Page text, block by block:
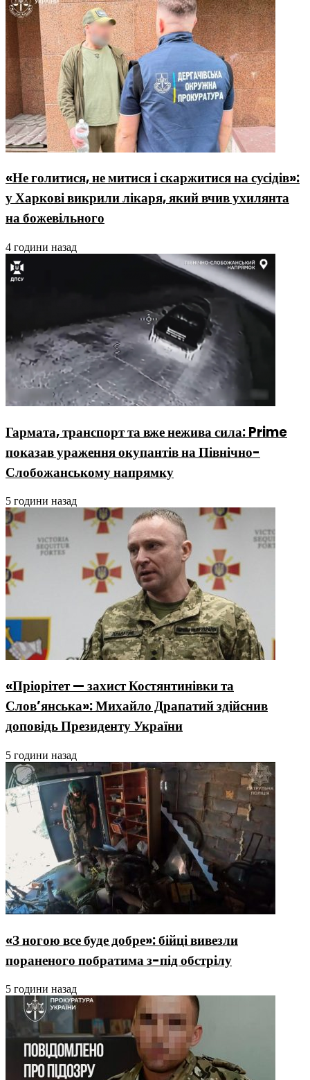
«Не голитися, не митися і скаржитися на сусідів»:
у Харкові викрили лікаря, який вчив ухилянта
на божевільного
4 години назад
Гармата, транспорт та вже нежива сила: Prime
показав ураження окупантів на Північно-
Слобожанському напрямку
5 години назад
«Пріорітет — захист Костянтинівки та
Слов’янська»: Михайло Драпатий здійснив
доповідь Президенту України
5 години назад
«З ногою все буде добре»: бійці вивезли
пораненого побратима з-під обстрілу
5 години назад